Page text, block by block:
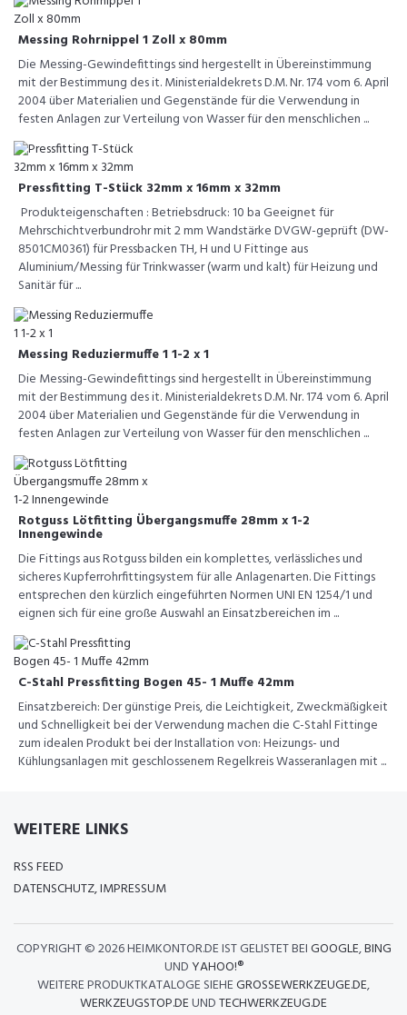
Messing Rohrnippel 1 Zoll x 80mm
Die Messing-Gewindefittings sind hergestellt in Übereinstimmung
mit der Bestimmung des it. Ministerialdekrets D.M. Nr. 174 vom 6. April
2004 über Materialien und Gegenstände für die Verwendung in
festen Anlagen zur Verteilung von Wasser für den menschlichen ...
Pressfitting T-Stück 32mm x 16mm x 32mm
Produkteigenschaften : Betriebsdruck: 10 ba Geeignet für
Mehrschichtverbundrohr mit 2 mm Wandstärke DVGW-geprüft (DW-
8501CM0361) für Pressbacken TH, H und U Fittinge aus
Aluminium/Messing für Trinkwasser (warm und kalt) für Heizung und
Sanitär für ...
Messing Reduziermuffe 1 1-2 x 1
Die Messing-Gewindefittings sind hergestellt in Übereinstimmung
mit der Bestimmung des it. Ministerialdekrets D.M. Nr. 174 vom 6. April
2004 über Materialien und Gegenstände für die Verwendung in
festen Anlagen zur Verteilung von Wasser für den menschlichen ...
Rotguss Lötfitting Übergangsmuffe 28mm x 1-2
Innengewinde
Die Fittings aus Rotguss bilden ein komplettes, verlässliches und
sicheres Kupferrohrfittingsystem für alle Anlagenarten. Die Fittings
entsprechen den kürzlich eingeführten Normen UNI EN 1254/1 und
eignen sich für eine große Auswahl an Einsatzbereichen im ...
C-Stahl Pressfitting Bogen 45- 1 Muffe 42mm
Einsatzbereich: Der günstige Preis, die Leichtigkeit, Zweckmäßigkeit
und Schnelligkeit bei der Verwendung machen die C-Stahl Fittinge
zum idealen Produkt bei der Installation von: Heizungs- und
Kühlungsanlagen mit geschlossenem Regelkreis Wasseranlagen mit ...
WEITERE LINKS
RSS FEED
DATENSCHUTZ, IMPRESSUM
COPYRIGHT ©2026 HEIMKONTOR.DE IST GELISTET BEIGOOGLE,BING
UND YAHOO!®
WEITERE PRODUKTKATALOGE SIEHEGROSSEWERKZEUGE.DE,
WERKZEUGSTOP.DEUNDTECHWERKZEUG.DE